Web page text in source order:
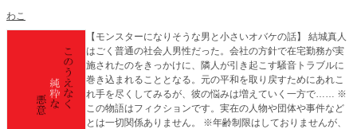
わこ
【モンスターになりそうな男と小さいオバケの話】 結城真人
はごく普通の社会人男性だった。会社の方針で在宅勤務が実
施されたのをきっかけに、隣人が引き起こす騒音トラブルに
巻き込まれることとなる。元の平和を取り戻すためにあれこ
れ手を尽くしてみるが、彼の悩みは増えていく一方で…… ※
この物語はフィクションです。実在の人物や団体や事件など
とは一切関係ありません。 ※年齢制限はしておりませんが、